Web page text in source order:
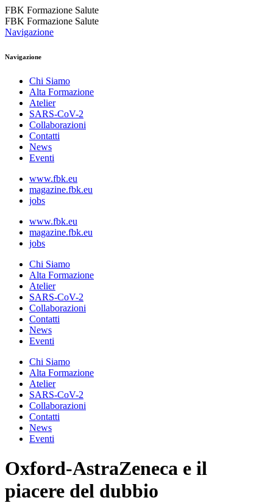
FBK Formazione Salute
FBK Formazione Salute
Navigazione
Navigazione
Chi Siamo
Alta Formazione
Atelier
SARS-CoV-2
Collaborazioni
Contatti
News
Eventi
www.fbk.eu
magazine.fbk.eu
jobs
www.fbk.eu
magazine.fbk.eu
jobs
Chi Siamo
Alta Formazione
Atelier
SARS-CoV-2
Collaborazioni
Contatti
News
Eventi
Chi Siamo
Alta Formazione
Atelier
SARS-CoV-2
Collaborazioni
Contatti
News
Eventi
Oxford-AstraZeneca e il
piacere del dubbio